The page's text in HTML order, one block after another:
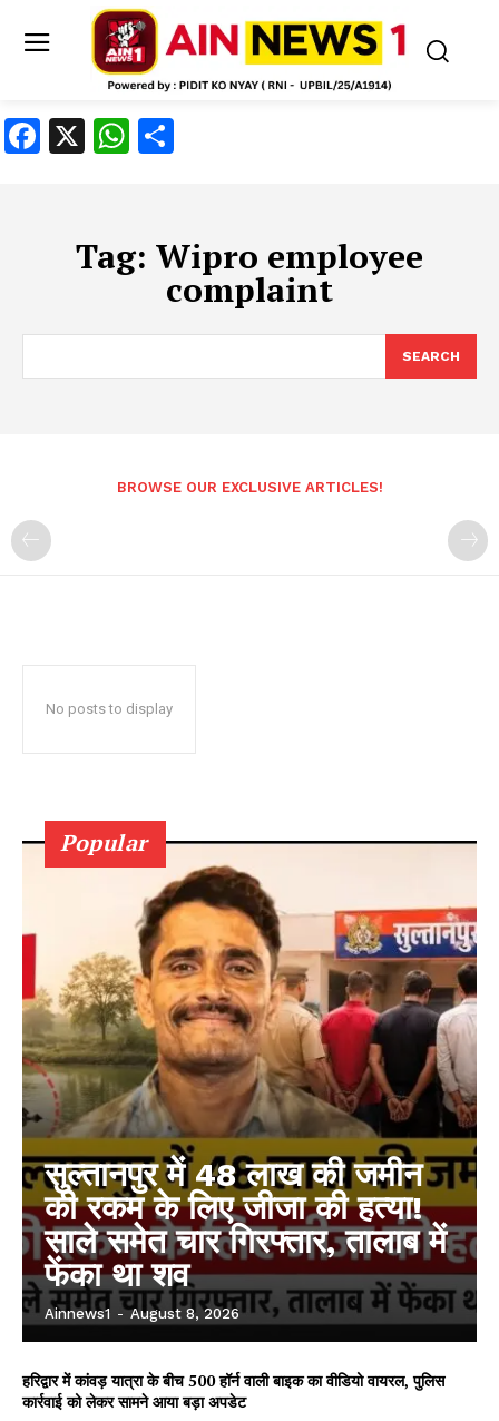
Facebook
X WhatsApp
Tag: Wipro employee
complaint
SEARCH
BROWSE OUR EXCLUSIVE ARTICLES!
No posts to display
Popular
सुल्तानपुर में 48 लाख की जमीन
की रकम के लिए जीजा की हत्या!
साले समेत चार गिरफ्तार, तालाब में
फेंका था शव
Ainnews1 - August 8, 2026
हरिद्वार में कांवड़ यात्रा के बीच 500 हॉर्न वाली बाइक का वीडियो वायरल, पुलिस
कार्रवाई को लेकर सामने आया बड़ा अपडेट